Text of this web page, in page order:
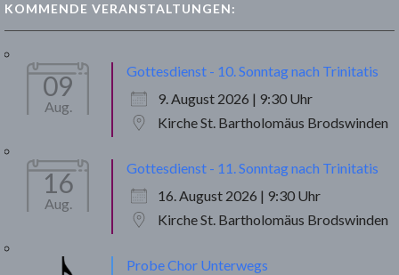
KOMMENDE VERANSTALTUNGEN:
09
Aug.
Gottesdienst - 10. Sonntag nach Trinitatis
9. August 2026 | 9:30 Uhr
Kirche St. Bartholomäus Brodswinden
16
Aug.
Gottesdienst - 11. Sonntag nach Trinitatis
16. August 2026 | 9:30 Uhr
Kirche St. Bartholomäus Brodswinden
Probe Chor Unterwegs